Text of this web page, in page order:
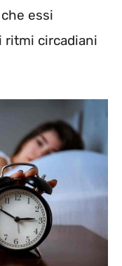
essi
ritmi circadiani